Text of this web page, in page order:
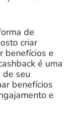
de
criar
benefícios e
é uma
seu
benefícios
e